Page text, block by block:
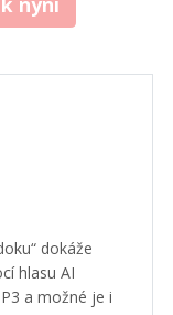
dokáže
hlasu AI
a možné je i